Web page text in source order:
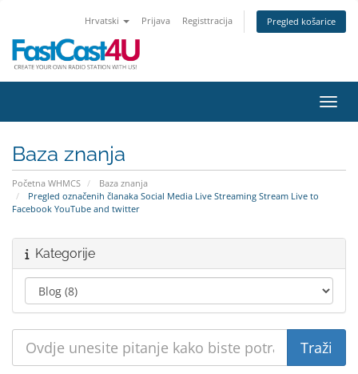
Hrvatski Prijava Registtracija Pregled košarice
Baza znanja
Početna WHMCS
Baza znanja
Pregled označenih članaka Social Media Live Streaming Stream Live to
Facebook YouTube and twitter
Kategorije